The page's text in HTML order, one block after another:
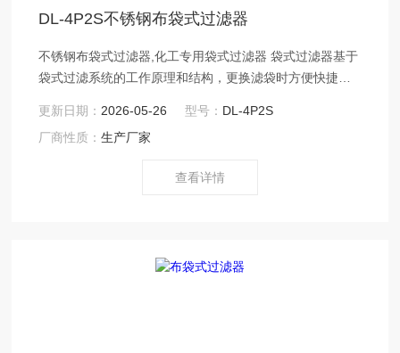
DL-4P2S不锈钢布袋式过滤器
不锈钢布袋式过滤器,化工专用袋式过滤器 袋式过滤器基于
袋式过滤系统的工作原理和结构，更换滤袋时方便快捷，
保证了过滤品质。
更新日期： 2026-05-26 型号： DL-4P2S
厂商性质：生产厂家
查看详情